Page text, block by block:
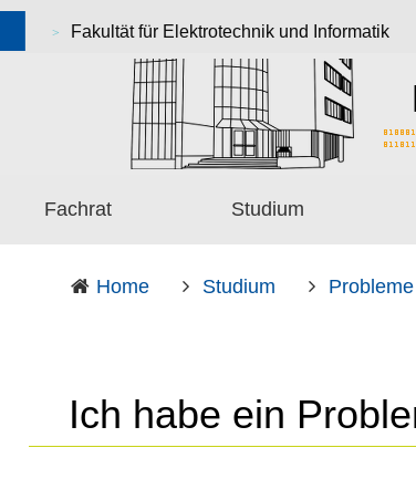
Fakultät für Elektrotechnik und Informatik
Fachrat Studium
Home Studium
Ich habe ein